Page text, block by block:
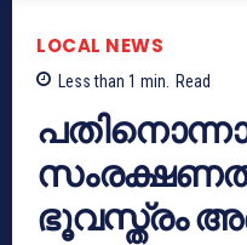
LOCAL NEWS
Less than 1 min. Read
ഭൂവസ്ത്രം